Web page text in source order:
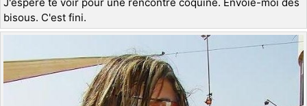
bisous. C'est fini.